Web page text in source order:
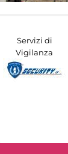
Servizi di
Vigilanza